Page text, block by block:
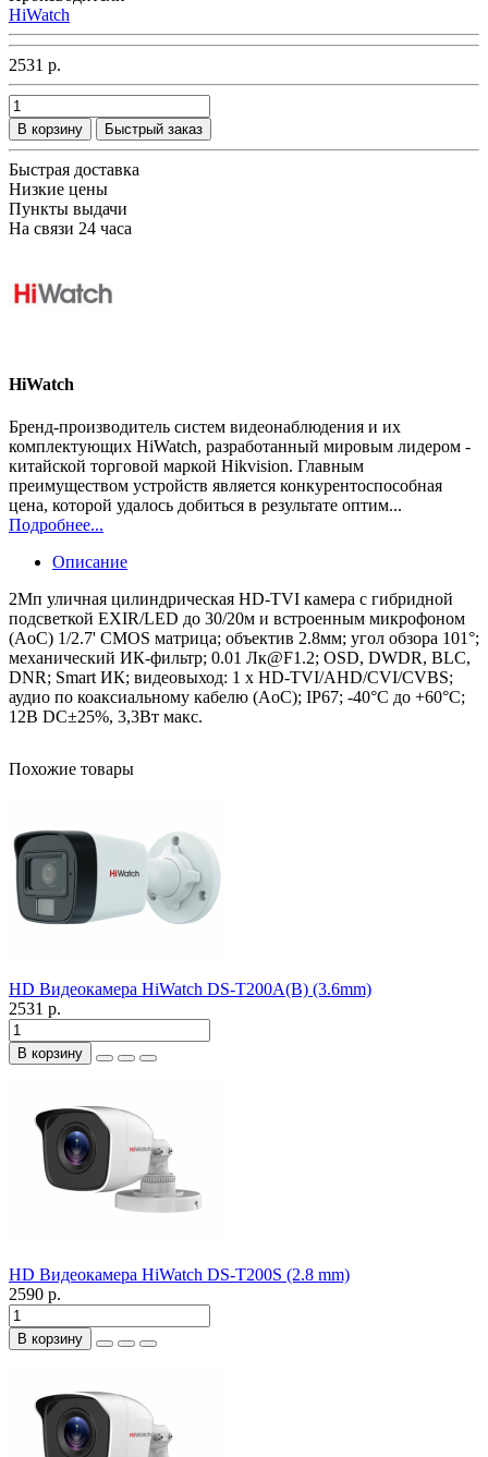
HiWatch
2531 р.
В корзину Быстрый заказ
Быстрая доставка
Низкие цены
Пункты выдачи
На связи 24 часа
HiWatch
Бренд-производитель систем видеонаблюдения и их
комплектующих HiWatch, разработанный мировым лидером -
китайской торговой маркой Hikvision. Главным
преимуществом устройств является конкурентоспособная
цена, которой удалось добиться в результате оптим...
Подробнее...
Описание
2Мп уличная цилиндрическая HD-TVI камера с гибридной
подсветкой EXIR/LED до 30/20м и встроенным микрофоном
(AoC) 1/2.7' CMOS матрица; объектив 2.8мм; угол обзора 101°;
механический ИК-фильтр; 0.01 Лк@F1.2; OSD, DWDR, BLC,
DNR; Smart ИК; видеовыход: 1 х HD-TVI/AHD/CVI/CVBS;
аудио по коаксиальному кабелю (AoC); IP67; -40°С до +60°С;
12В DC±25%, 3,3Вт макс.
Похожие товары
HD Видеокамера HiWatch DS-T200A(B) (3.6mm)
2531 р.
В корзину
HD Видеокамера HiWatch DS-T200S (2.8 mm)
2590 р.
В корзину